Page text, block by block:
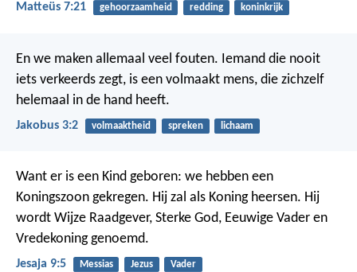
Matteüs 7:21 gehoorzaamheid redding koninkrijk
En we maken allemaal veel fouten. Iemand die nooit
iets verkeerds zegt, is een volmaakt mens, die zichzelf
helemaal in de hand heeft.
Jakobus 3:2 volmaaktheid spreken lichaam
Want er is een Kind geboren: we hebben een
Koningszoon gekregen. Hij zal als Koning heersen. Hij
wordt Wijze Raadgever, Sterke God, Eeuwige Vader en
Vredekoning genoemd.
Jesaja 9:5 Messias Jezus Vader